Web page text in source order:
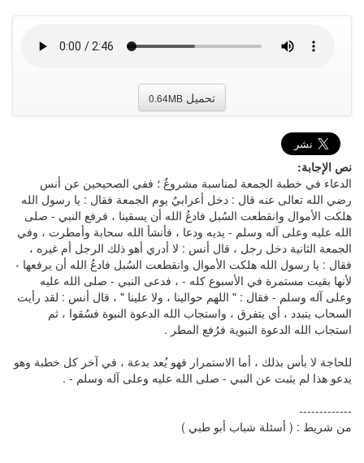
تحميل 0.64MB
نص الإجابة:
الدعاء في خطبة الجمعة لمناسبة مشروعٌ ؛ ففي الصحيحين عن أنس
رضي الله تعالى عنه قال : دخل أعرابيٌ يوم الجمعة فقال : يا رسول الله
هلكت الأموال وانقطعت السُبل فادعُ الله أن يسقينا ، فرفع النبي - صلى
الله عليه وعلى آله وسلم - يديه ودعا ، فأنشأ الله سحابة وأمطرت ، وفي
الجمعة الثانية دخل رجل ، قال أنس : لا أدري أهو ذلك الرجل أم غيره ،
فقال : يا رسول الله هلكت الأموال وانقطعت السُبل فادعُ الله أن يرفعها -
لأنها بقيت مستمرة في الأسبوع كله - ، فدعى النبي - صلى الله عليه
وعلى آله وسلم - فقال : " اللهم حوالينا ، ولا علينا " ، قال أنس : لقد رأيت
السحاب يتبدد ، أي يتفرق ، واستجاب الله الدعوة النبوة فسُقوا ، ثم
استجاب الله الدعوة النبوية فرُفع المطر .
للحاجة لا بأس بذلك ، أما الاستمرار فهو يُعد بدعة ، في آخر كل خطبة وهو
يدعو هذا لم يثبت عن النبي - صلى الله عليه وعلى آله وسلم - .
-------------
من شريط : ( أسئلة شباب أبو طبي )